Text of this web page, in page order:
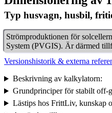
Typ husvagn, husbil,
Strömproduktionen för
System (PVGIS). Är därmed
Versionshistorik & externa
Beskrivning av kalkylatorn:
Grundprinciper för stabilt off-
Lästips hos FrittLiv, kunskap